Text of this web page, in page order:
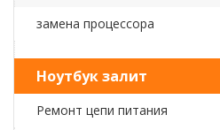
замена процессора
Ноутбук залит
Ремонт цепи питания